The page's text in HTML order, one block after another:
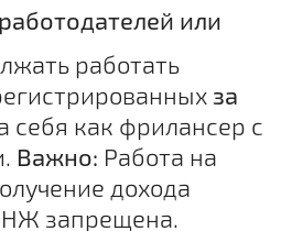
или
работать
за
себя как фрилансер с
Важно: Работа на
дохода
запрещена.